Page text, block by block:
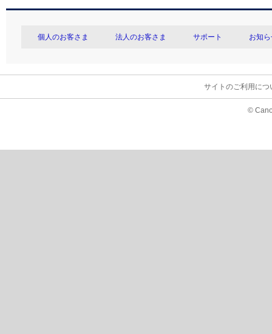
個人のお客さま 法人のお客さま サポート お知
サイトのご利用につ
©